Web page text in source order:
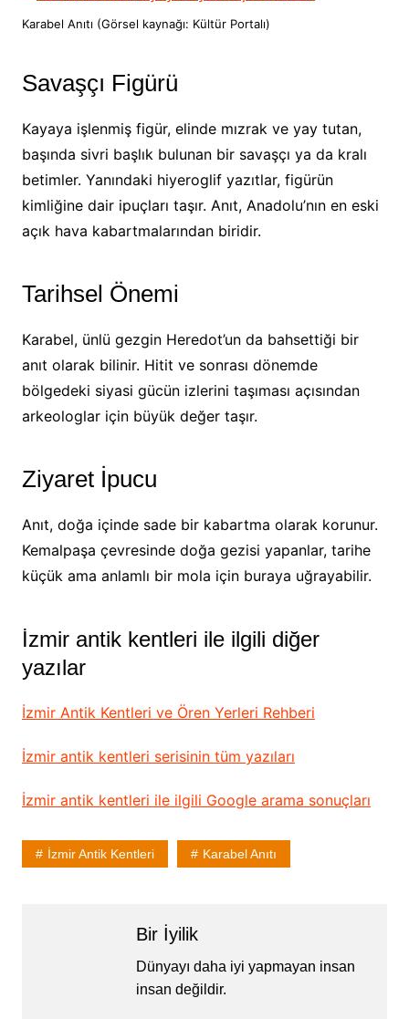
Karabel Anıtı (Görsel kaynağı: Kültür Portalı)
Savaşçı Figürü
Kayaya işlenmiş figür, elinde mızrak ve yay tutan,
başında sivri başlık bulunan bir savaşçı ya da kralı
betimler. Yanındaki hiyeroglif yazıtlar, figürün
kimliğine dair ipuçları taşır. Anıt, Anadolu’nın en eski
açık hava kabartmalarından biridir.
Tarihsel Önemi
Karabel, ünlü gezgin Heredot’un da bahsettiği bir
anıt olarak bilinir. Hitit ve sonrası dönemde
bölgedeki siyasi gücün izlerini taşıması açısından
arkeologlar için büyük değer taşır.
Ziyaret İpucu
Anıt, doğa içinde sade bir kabartma olarak korunur.
Kemalpaşa çevresinde doğa gezisi yapanlar, tarihe
küçük ama anlamlı bir mola için buraya uğrayabilir.
İzmir antik kentleri ile ilgili diğer
yazılar
İzmir Antik Kentleri ve Ören Yerleri Rehberi
İzmir antik kentleri serisinin tüm yazıları
İzmir antik kentleri ile ilgili Google arama sonuçları
İzmir Antik Kentleri Karabel Anıtı
Bir İyilik
Dünyayı daha iyi yapmayan insan
insan değildir.